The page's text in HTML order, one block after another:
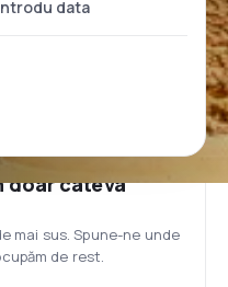
doar câteva
mai sus. Spune-ne unde
de rest.